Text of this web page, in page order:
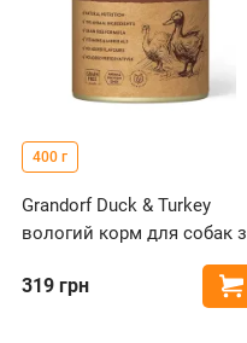
400 г
Grandorf Duck & Turkey
вологий корм для собак з
319 грн